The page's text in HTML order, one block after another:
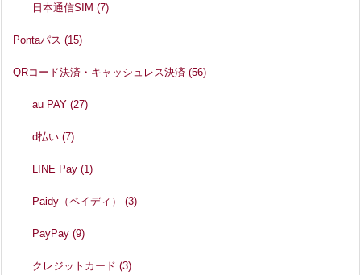
日本通信SIM(7)
Pontaパス (15)
QRコード決済・キャッシュレス決済 (56)
au PAY(27)
d払い(7)
LINE Pay(1)
Paidy（ペイディ）(3)
PayPay(9)
クレジットカード(3)